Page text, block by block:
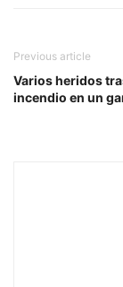
Previous article
Varios heridos
incendio en un